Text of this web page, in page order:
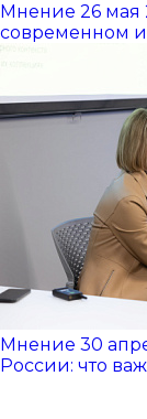
Мнение 26 мая
современном
Мнение 30
России: что